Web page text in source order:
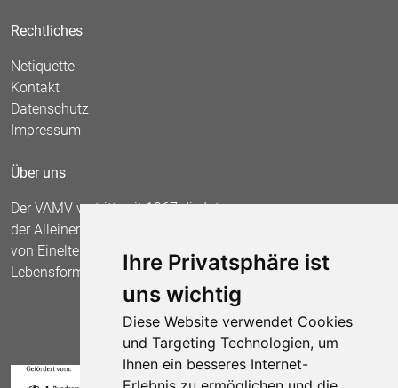
Ihre Privatsphäre ist
uns wichtig
Diese Website verwendet Cookies
und Targeting Technologien, um
Ihnen ein besseres Internet-
Rechtliches
Netiquette
Kontakt
Datenschutz
Impressum
Über uns
Der VAMV vertritt seit 1967 die Interessen
der Alleinerziehenden und fordert die Anerkennung
von Einelternfamilien als gleichberechtigte
Lebensform.